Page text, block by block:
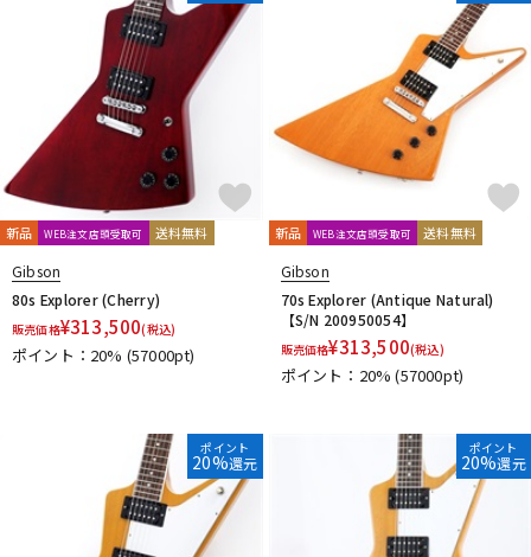
STEINBERGER Sterling by MUSICMAN
Strandberg
Suhr Guitars
SVL Custom Guitars
T’s Guitars TEISCO Three Dots Guitars
TOKAI
Tom Anderson
TOM HOLMES unknown
VanZandt
VARITA
Vita Guitala's
Washburn
Woodstics Guitars
YAMAHA Zeus
他
STELLA GEAR John Cruz Custom Guitars Strictly 7 Guitars
新品 WEB注文店頭受取可 送料無料
Gibson
80s Explorer (Cherry)
販売価格¥313,500(税込)
ポイント：20% (57000pt)
新品 WEB注文店頭受取可 送料無料
Gibson
70s Explorer (Antique Natural)
【S/N 200950054】
販売価格¥313,500(税込)
ポイント：20%(57000pt)
ポイント
20%還元
ポイント
20%還元